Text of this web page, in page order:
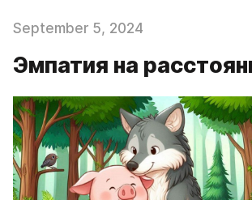
September 5, 2024
Эмпатия на